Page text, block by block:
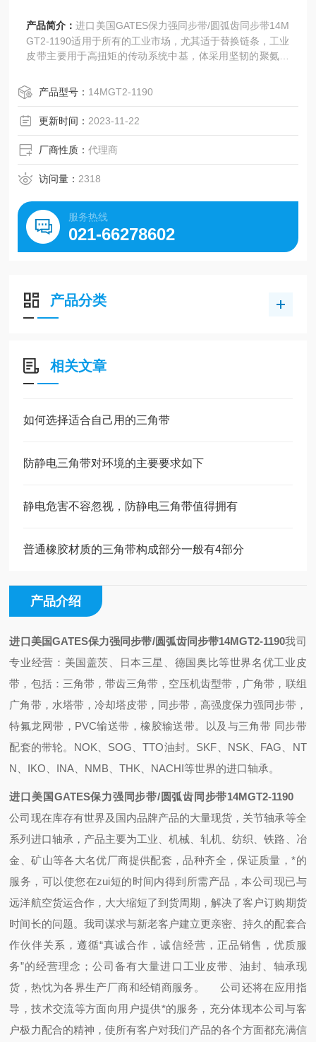
产品简介：进口美国GATES保力强同步带/圆弧齿同步带14M
GT2-1190适用于所有的工业市场，尤其适于替换链条，工业
皮带主要用于高扭矩的传动系统中基，体采用坚韧的聚氨酯
产品型号： 14MGT2-1190
更新时间： 2023-11-22
厂商性质：代理商
访问量： 2318
服务热线
021-66278602
产品分类
相关文章
如何选择适合自己用的三角带
防静电三角带对环境的主要要求如下
静电危害不容忽视，防静电三角带值得拥有
普通橡胶材质的三角带构成部分一般有4部分
产品介绍
进口美国GATES保力强同步带/圆弧齿同步带14MGT2-1190我司
专业经营：美国盖茨、日本三星、德国奥比等世界名优工业皮
带，包括：三角带，带齿三角带，空压机齿型带，广角带，联组
广角带，水塔带，冷却塔皮带，同步带，高强度保力强同步带，
特氟龙网带，PVC输送带，橡胶输送带。以及与三角带 同步带
配套的带轮。NOK、SOG、TTO油封。SKF、NSK、FAG、NT
N、IKO、INA、NMB、THK、NACHI等世界的进口轴承。
进口美国GATES保力强同步带/圆弧齿同步带14MGT2-1190
公司现在库存有世界及国内品牌产品的大量现货，关节轴承等全
系列进口轴承，产品主要为工业、机械、轧机、纺织、铁路、冶
金、矿山等各大名优厂商提供配套，品种齐全，保证质量，*的
服务，可以使您在zui短的时间内得到所需产品，本公司现已与
远洋航空货运合作，大大缩短了到货周期，解决了客户订购期货
时间长的问题。我司谋求与新老客户建立更亲密、持久的配套合
作伙伴关系，遵循“真诚合作，诚信经营，正品销售，优质服
务”的经营理念；公司备有大量进口工业皮带、油封、轴承现
货，热忱为各界生产厂商和经销商服务。
公司还将在应用指
导，技术交流等方面向用户提供*的服务，充分体现本公司与客
户极力配合的精神，使所有客户对我们产品的各个方面都充满信